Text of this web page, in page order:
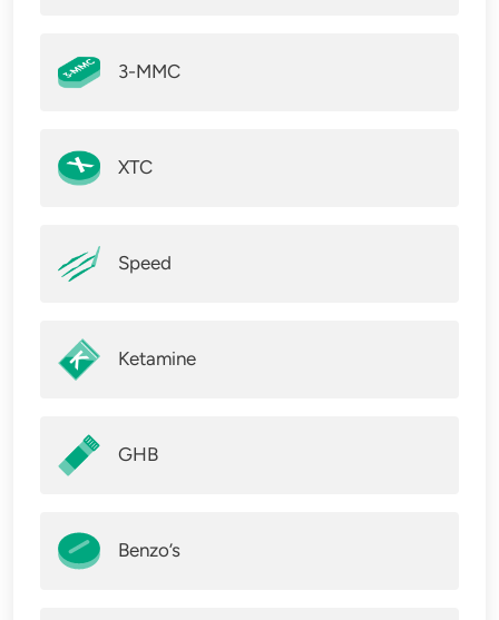
3-MMC
XTC
Speed
Ketamine
GHB
Benzo’s